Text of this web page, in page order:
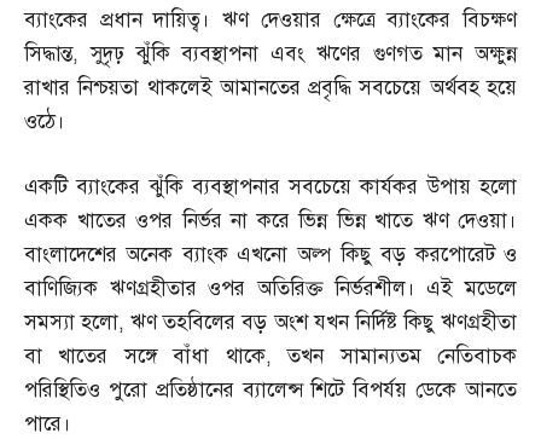
ব্যাংকের প্রধান দায়িত্ব। ঋণ দেওয়ার ক্ষেত্রে ব্যাংকের বিচক্ষণ
সিদ্ধান্ত,সুদৃঢ় ঝুঁকি ব্যবস্থাপনা এবং ঋণের গুণগত মান অক্ষুন্ন
রাখার নিশ্চয়তা থাকলেই আমানতের প্রবৃদ্ধি সবচেয়ে অর্থবহ হয়ে
ওঠে।
একটি ব্যাংকের ঝুঁকি ব্যবস্থাপনার সবচেয়ে কার্যকর উপায় হলো
একক খাতের ওপর নির্ভর না করে ভিন্ন ভিন্ন খাতে ঋণ দেওয়া।
বাংলাদেশের অনেক ব্যাংক এখনো অল্প কিছু বড় করপোরেট ও
বাণিজ্যিক ঋণগ্রহীতার ওপর অতিরিক্ত নির্ভরশীল। এই মডেলে
সমস্যা হলো,ঋণ তহবিলের বড় অংশ যখন নির্দিষ্ট কিছু ঋণগ্রহীতা
বা খাতের সঙ্গে বাঁধা থাকে,তখন সামান্যতম নেতিবাচক
পরিস্থিতিও পুরো প্রতিষ্ঠানের ব্যালেন্স শিটে বিপর্যয় ডেকে আনতে
পারে।